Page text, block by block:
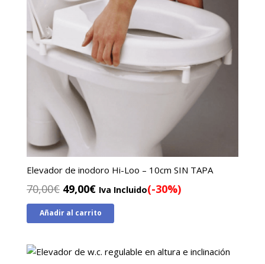
Elevador de inodoro Hi-Loo – 10cm SIN TAPA
70,00€ El
precio
original
70,00€.
49,00€El
precio
actual
49,00€.
Iva Incluido(-30%)
Añadir al carrito